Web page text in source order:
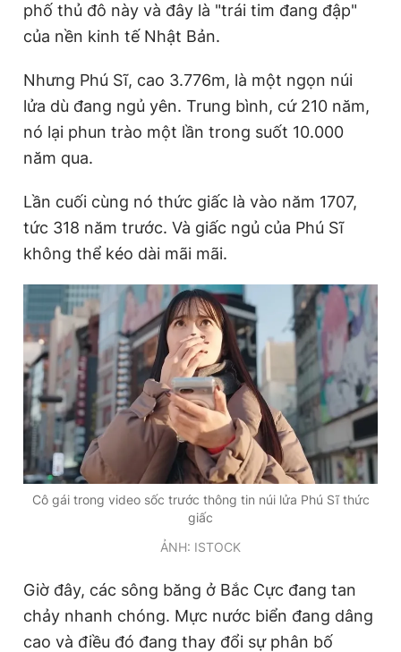
Đọc Thanh Niên trên điện thoại
Theo dõi báo trên
0906 645 777 0908 780 404
Đặt báo Quảng cáo RSS Tòa soạn Chính sách bảo
Tổng biên tập: Nguyễn Ngọc Toàn
Phó tổng biên tập thường trực: Hải Thành
Phó tổng biên tập: Lâm Hiếu Dũng
Phó tổng biên tập: Trần Việt Hưng
Tổng thư ký tòa soạn: Đức Trung
Giấy phép xuất bản số 110/GP - BTTTT cấp ngày 24.3.2020
© 2003-2026 Bản quyền thuộc về Báo Thanh Niên. Cấm sao
chép dưới mọi hình thức nếu không có sự chấp thuận bằng văn
bản. Phát triển bởi ePi Technologies, JSC.
phố thủ đô này và đây là "trái tim đang đập"
của nền kinh tế Nhật Bản.
Nhưng Phú Sĩ, cao 3.776m, là một ngọn núi
lửa dù đang ngủ yên. Trung bình, cứ 210 năm,
nó lại phun trào một lần trong suốt 10.000
năm qua.
Lần cuối cùng nó thức giấc là vào năm 1707,
tức 318 năm trước. Và giấc ngủ của Phú Sĩ
không thể kéo dài mãi mãi.
Cô gái trong video sốc trước thông tin núi lửa Phú Sĩ thức
giấc
ẢNH: ISTOCK
Giờ đây, các sông băng ở Bắc Cực đang tan
chảy nhanh chóng. Mực nước biển đang dâng
cao và điều đó đang thay đổi sự phân bố